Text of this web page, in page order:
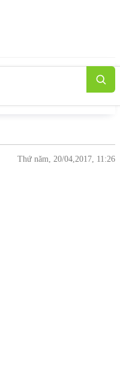
Thứ năm, 20/04,2017, 11:26